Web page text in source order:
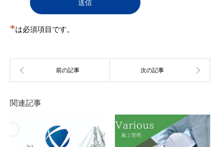
登録申込をした自然人・法人・団体・組織等が
（２）登録申込の際の申告事項に、虚偽の記載、誤
れがあると事務局が判断する場合
（４）
反社会的活動を行う団体もしくはこれらと関連
行った者
その他事務局が会員とすることを不適当と判断
第5条 会員情報の変更
*は必須項目です。
関連記事